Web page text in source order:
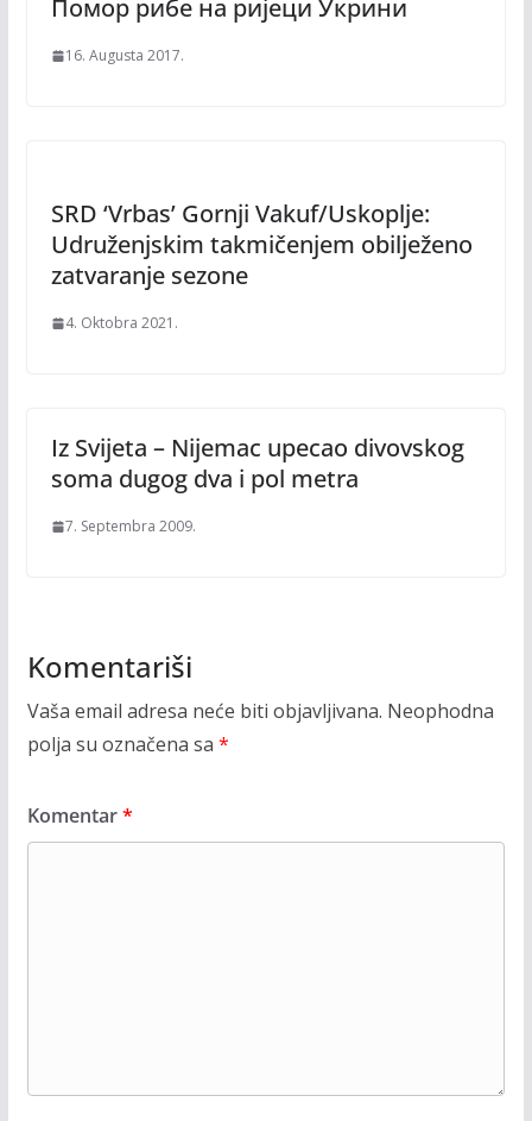
Помор рибе на ријеци Укрини
16. Augusta 2017.
SRD ‘Vrbas’ Gornji Vakuf/Uskoplje:
Udruženjskim takmičenjem obilježeno
zatvaranje sezone
4. Oktobra 2021.
Iz Svijeta – Nijemac upecao divovskog
soma dugog dva i pol metra
7. Septembra 2009.
Komentariši
Vaša email adresa neće biti objavljivana. Neophodna
polja su označena sa *
Komentar*